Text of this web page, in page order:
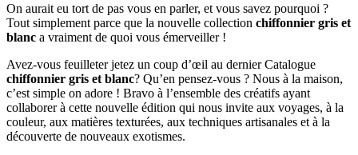
On aurait eu tort de pas vous en parler, et vous savez pourquoi ?
Tout simplement parce que la nouvelle collection chiffonnier gris et
blanc a vraiment de quoi vous émerveiller !
Avez-vous feuilleter jetez un coup d’œil au dernier Catalogue
chiffonnier gris et blanc? Qu’en pensez-vous ? Nous à la maison,
c’est simple on adore ! Bravo à l’ensemble des créatifs ayant
collaborer à cette nouvelle édition qui nous invite aux voyages, à la
couleur, aux matières texturées, aux techniques artisanales et à la
découverte de nouveaux exotismes.